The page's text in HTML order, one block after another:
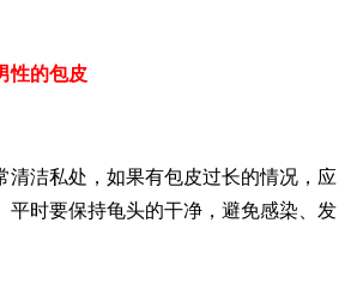
的包皮
洁私处，如果有包皮过长的情况，应
平时要保持龟头的干净，避免感染、发